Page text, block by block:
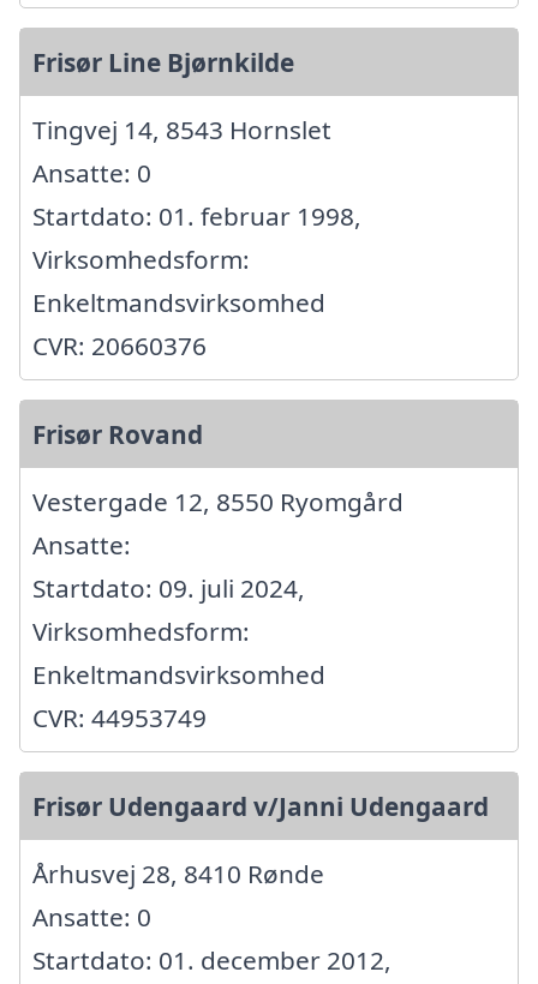
Frisør Line Bjørnkilde
Tingvej 14, 8543 Hornslet
Ansatte: 0
Startdato: 01. februar 1998,
Virksomhedsform:
Enkeltmandsvirksomhed
CVR: 20660376
Frisør Rovand
Vestergade 12, 8550 Ryomgård
Ansatte:
Startdato: 09. juli 2024,
Virksomhedsform:
Enkeltmandsvirksomhed
CVR: 44953749
Frisør Udengaard v/Janni Udengaard
Århusvej 28, 8410 Rønde
Ansatte: 0
Startdato: 01. december 2012,